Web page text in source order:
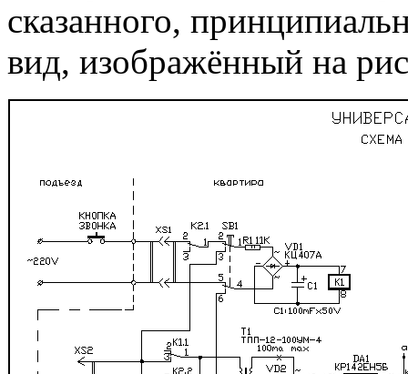
сказанного,
вид, изображённый на